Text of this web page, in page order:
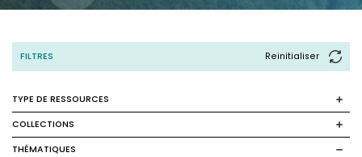
FILTRES Reinitialiser
TYPE DE RESSOURCES
COLLECTIONS
THÉMATIQUES